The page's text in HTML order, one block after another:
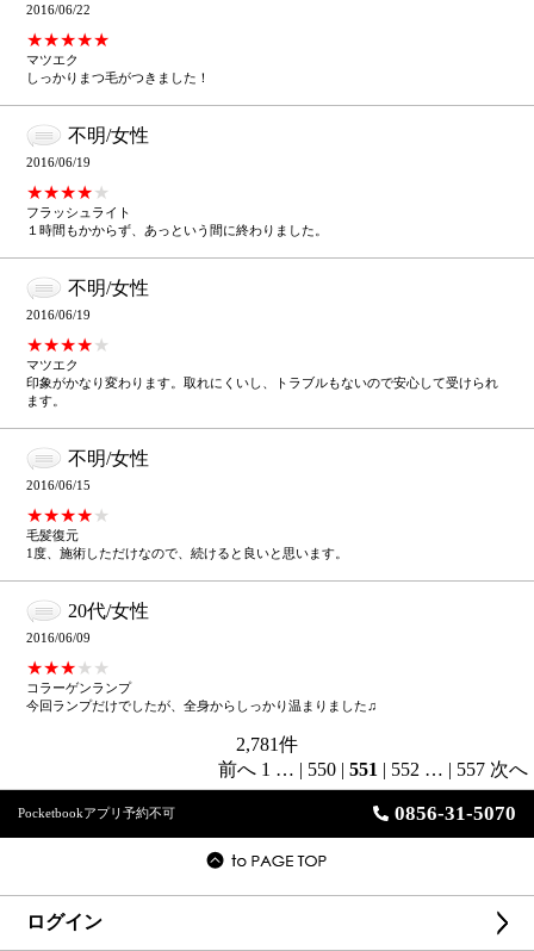
2016/06/22
★★★★★
マツエク
しっかりまつ毛がつきました！
不明/女性
2016/06/19
★★★★★
フラッシュライト
１時間もかからず、あっという間に終わりました。
不明/女性
2016/06/19
★★★★★
マツエク
印象がかなり変わります。取れにくいし、トラブルもないので安心して受けられ
ます。
不明/女性
2016/06/15
★★★★★
毛髪復元
1度、施術しただけなので、続けると良いと思います。
20代/女性
2016/06/09
★★★★★
コラーゲンランプ
今回ランプだけでしたが、全身からしっかり温まりました♫
2,781件
前へ 1 … | 550 | 551 | 552 … | 557 次へ
Pocketbookアプリ予約不可 0856-31-5070
ログイン